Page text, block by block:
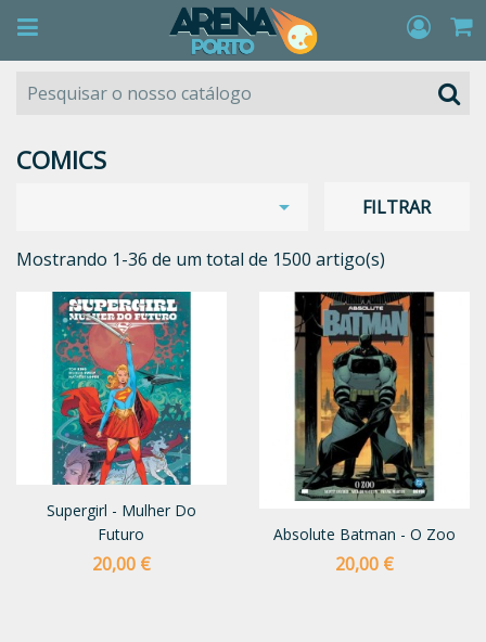
COMICS
 FILTRAR
Mostrando 1-36 de um total de 1500 artigo(s)
Supergirl - Mulher Do
Futuro
Preço
20,00 €
Absolute Batman - O Zoo
Preço
20,00 €